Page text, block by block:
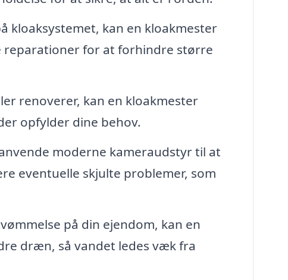
kloaksystemet, kan en kloakmester
for at forhindre større
renoverer, kan en kloakmester
opfylder dine behov.
moderne kameraudstyr til at
eventuelle skjulte problemer, som
på din ejendom, kan en
dræn, så vandet ledes væk fra